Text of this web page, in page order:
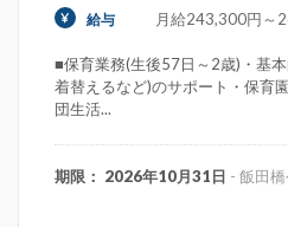
給与 月給243,300円～
■保育業務(生後57日～2歳)・基本
着替えるなど)のサポート・保育
団生活...
期限： 2026年10月31日 - 飯田